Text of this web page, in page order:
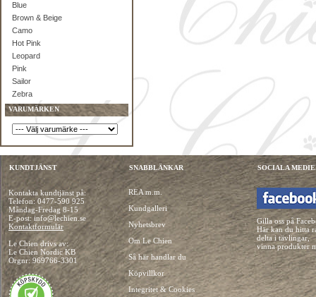
Blue
Brown & Beige
Camo
Hot Pink
Leopard
Pink
Sailor
Zebra
VARUMÄRKEN
KUNDTJÄNST
Kontakta kundtjänst på:
Telefon:0477-590 925
Måndag-Fredag 8-15
E-post: info@lechien.se
Kontaktformulär
Le Chien drivs av:
Le Chien Nordic KB
Orgnr: 969766-3301
SNABBLÄNKAR
REA m.m.
Kundgalleri
Nyhetsbrev
Om Le Chien
Så här handlar du
Köpvillkor
Integritet & Cookies
SOCIALA
Gilla oss på
Här kan du hitta
delta i tävlingar,
vinna produkter